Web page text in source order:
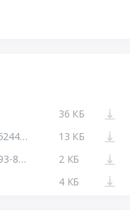
36 КБ
Информация по закупке №100115244123100024_44
13 КБ
TradeDto-aae6d2a2-52d9-4660-a193-8f3f7e37eacc.xml
2 КБ
4 КБ